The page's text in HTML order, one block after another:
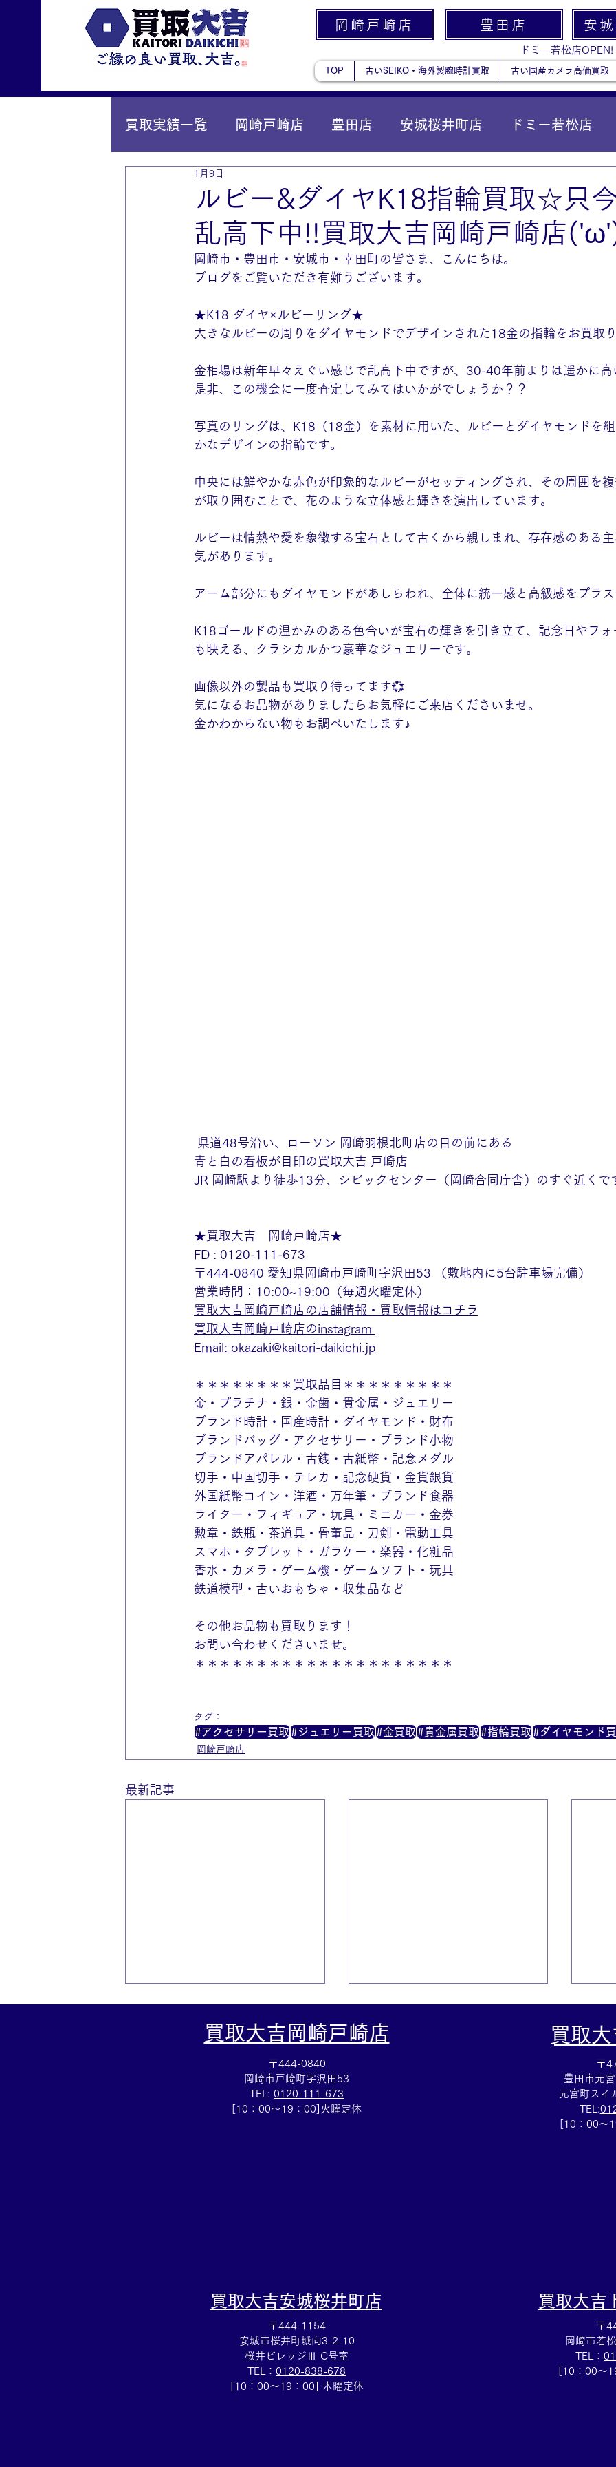
岡崎戸崎店 豊田店 安
ドミー若松店OPEN!
TOP 古いSEIKO・海外製腕時計買取 古い国産カメラ高価買取
買取実績一覧 岡崎戸崎店 豊田店 安城桜井町店 ドミー若松店
IY安城店（安城桜井町店に統合）
ルビー&ダイヤK18指輪買取☆只
乱高下中!!買取大吉岡崎戸崎店
1月9日
岡崎市・豊田市・安城市・幸田町の皆さま、こんにちは。
ブログをご覧いただき有難うございます。
★K18 ダイヤ×ルビーリング★
大きなルビーの周りをダイヤモンドでデザインされた18金の指輪をお買取
金相場は新年早々えぐい感じで乱高下中ですが、30-40年前よりは遥かに
是非、この機会に一度査定してみてはいかがでしょうか？？
写真のリングは、K18（18金）を素材に用いた、ルビーとダイヤモンドを
かなデザインの指輪です。
中央には鮮やかな赤色が印象的なルビーがセッティングされ、その周囲を
が取り囲むことで、花のような立体感と輝きを演出しています。
ルビーは情熱や愛を象徴する宝石として古くから親しまれ、存在感のある
気があります。
アーム部分にもダイヤモンドがあしらわれ、全体に統一感と高級感をプラ
K18ゴールドの温かみのある色合いが宝石の輝きを引き立て、記念日やフ
も映える、クラシカルかつ豪華なジュエリーです。
画像以外の製品も買取り待ってます💞
気になるお品物がありましたらお気軽にご来店くださいませ。
金かわからない物もお調べいたします♪
県道48号沿い、ローソン 岡崎羽根北町店の目の前にある
青と白の看板が目印の買取大吉 戸崎店
JR 岡崎駅より徒歩13分、シビックセンター（岡崎合同庁舎）のすぐ近くで
★買取大吉　岡崎戸崎店★
FD : 0120-111-673
〒444-0840 愛知県岡崎市戸崎町字沢田53 （敷地内に5台駐車場完備）
営業時間：10:00~19:00（毎週火曜定休）
買取大吉岡崎戸崎店の店舗情報・買取情報はコチラ
買取大吉岡崎戸崎店のinstagram
Email: okazaki@kaitori-daikichi.jp
＊＊＊＊＊＊＊＊買取品目＊＊＊＊＊＊＊＊＊
金・プラチナ・銀・金歯・貴金属・ジュエリー
ブランド時計・国産時計・ダイヤモンド・財布
ブランドバッグ・アクセサリー・ブランド小物
ブランドアパレル・古銭・古紙幣・記念メダル
切手・中国切手・テレカ・記念硬貨・金貨銀貨
外国紙幣コイン・洋酒・万年筆・ブランド食器
ライター・フィギュア・玩具・ミニカー・金券
勲章・鉄瓶・茶道具・骨董品・刀剣・電動工具
スマホ・タブレット・ガラケー・楽器・化粧品
香水・カメラ・ゲーム機・ゲームソフト・玩具
鉄道模型・古いおもちゃ・収集品など
その他お品物も買取ります！
お問い合わせくださいませ。
＊＊＊＊＊＊＊＊＊＊＊＊＊＊＊＊＊＊＊＊＊
タグ：
#アクセサリー買取#ジュエリー買取#金買取#貴金属買取#指輪買取#ダイヤモンド
岡崎戸崎店
最新記事
☆名
買取大吉岡崎戸崎店
〒444-0840
岡崎市戸崎町字沢田53
TEL: 0120-111-673
[10：00～19：00]火曜定休
買取大吉安城桜井町店
〒444-1154
安城市桜井町城向3-2-10
桜井ビレッジⅢ C号室
TEL： 0120-838-678
[10：00～19：00] 木曜定休
買取
〒
豊田市元
元宮町スイ
TEL:
[10：00～
買取大吉
〒
岡崎市若
TEL：
[10：00～